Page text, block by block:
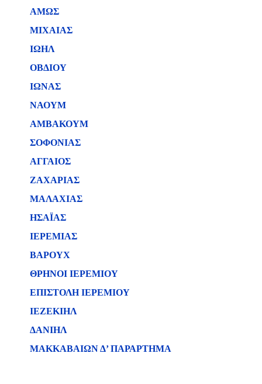
ΑΜΩΣ
ΜΙΧΑΙΑΣ
ΙΩΗΛ
ΟΒΔΙΟΥ
ΙΩΝΑΣ
ΝΑΟΥΜ
ΑΜΒΑΚΟΥΜ
ΣΟΦΟΝΙΑΣ
ΑΓΓΑΙΟΣ
ΖΑΧΑΡΙΑΣ
ΜΑΛΑΧΙΑΣ
ΗΣΑΪΑΣ
ΙΕΡΕΜΙΑΣ
ΒΑΡΟΥΧ
ΘΡΗΝΟΙ ΙΕΡΕΜΙΟΥ
ΕΠΙΣΤΟΛΗ ΙΕΡΕΜΙΟΥ
ΙΕΖΕΚΙΗΛ
ΔΑΝΙΗΛ
ΜΑΚΚΑΒΑΙΩΝ Δ’ ΠΑΡΑΡΤΗΜΑ